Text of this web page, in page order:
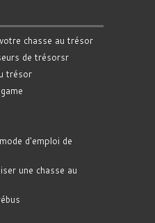
chasse au trésor
de trésorsr
trésor
d'emploi de
une chasse au